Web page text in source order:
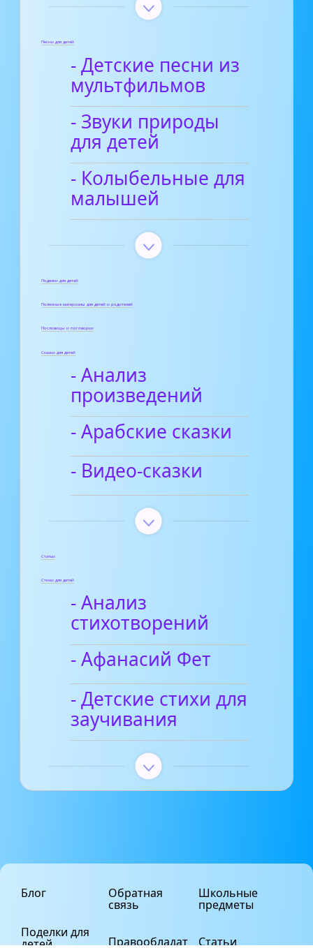
Песни для детей
- Детские песни из
мультфильмов
- Звуки природы
для детей
- Колыбельные для
малышей
Поделки для детей
Полезные материалы для детей и родителей
Пословицы и поговорки
Сказки для детей
- Анализ
произведений
- Арабские сказки
- Видео-сказки
Статьи
Стихи для детей
- Анализ
стихотворений
- Афанасий Фет
- Детские стихи для
заучивания
Блог
Поделки для
детей
Обратная
связь
Правообладат
Школьные
предметы
Статьи